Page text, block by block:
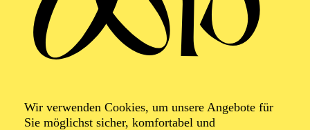
Wir verwenden Cookies, um unsere Angebote für
Sie möglichst sicher, komfortabel und
La Bohème
Oper von Giacomo Puccini